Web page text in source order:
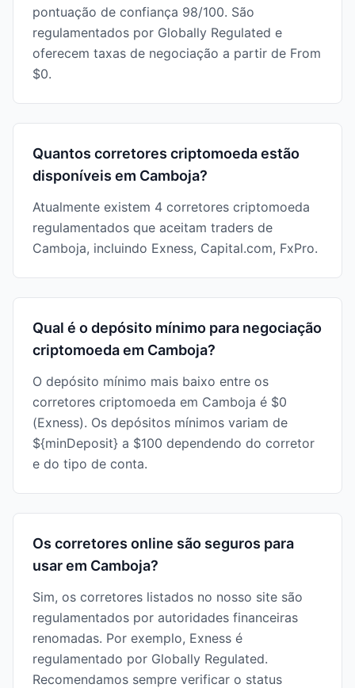
pontuação de confiança 98/100. São
regulamentados por Globally Regulated e
oferecem taxas de negociação a partir de From
$0.
Quantos corretores criptomoeda estão
disponíveis em Camboja?
Atualmente existem 4 corretores criptomoeda
regulamentados que aceitam traders de
Camboja, incluindo Exness, Capital.com, FxPro.
Qual é o depósito mínimo para negociação
criptomoeda em Camboja?
O depósito mínimo mais baixo entre os
corretores criptomoeda em Camboja é $0
(Exness). Os depósitos mínimos variam de
${minDeposit} a $100 dependendo do corretor
e do tipo de conta.
Os corretores online são seguros para
usar em Camboja?
Sim, os corretores listados no nosso site são
regulamentados por autoridades financeiras
renomadas. Por exemplo, Exness é
regulamentado por Globally Regulated.
Recomendamos sempre verificar o status